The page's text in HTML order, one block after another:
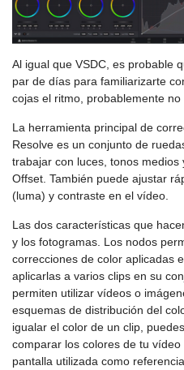
Al igual que VSDC, es probable
par de días para familiarizarte
cojas el ritmo, probablemente no
La herramienta principal de
Resolve es un conjunto de
trabajar con luces, tonos
Offset. También puede ajustar
(luma) y contraste en el vídeo.
Las dos características que
y los fotogramas. Los nodos
correcciones de color aplicadas
aplicarlas a varios clips en su
permiten utilizar vídeos o
esquemas de distribución del
igualar el color de un clip,
comparar los colores de tu
pantalla utilizada como referencia.